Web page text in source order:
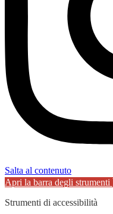
Salta al contenuto
Apri la barra degli strumenti
Strumenti di accessibilità